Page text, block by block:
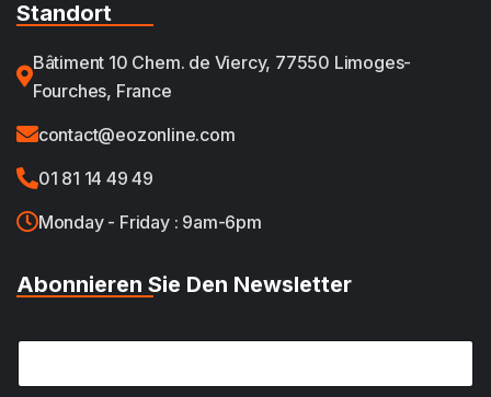
Standort
Bâtiment 10 Chem. de Viercy, 77550 Limoges-
Fourches, France
contact@eozonline.com
01 81 14 49 49
Monday - Friday : 9am-6pm
Abonnieren Sie Den Newsletter
E
a